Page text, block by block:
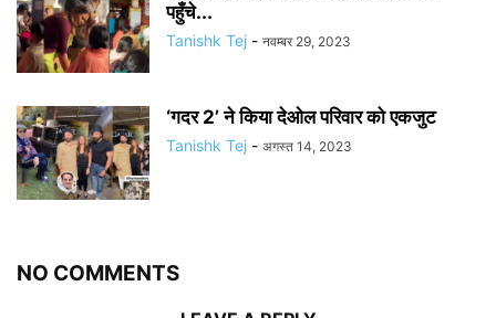
पहुँचे...
Tanishk Tej - नवम्बर 29, 2023
‘गदर 2’ ने किया देओल परिवार को एकजुट
Tanishk Tej - अगस्त 14, 2023
NO COMMENTS